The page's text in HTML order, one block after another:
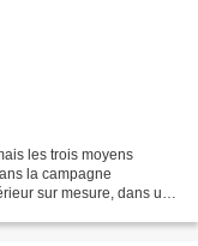
les trois moyens
la campagne
sur mesure, dans une